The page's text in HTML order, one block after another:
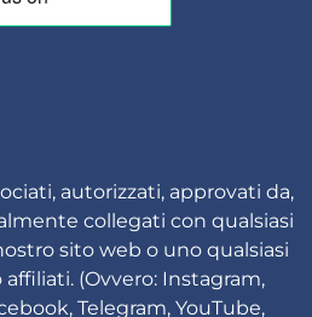
autorizzati, approvati da,
collegati con qualsiasi
sito web o uno qualsiasi
(Ovvero: Instagram,
Telegram, YouTube,